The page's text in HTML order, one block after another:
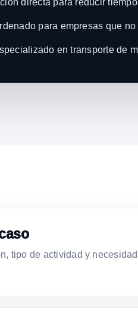
directa para reducir
para empresas que no
en transporte de
tipo de actividad y